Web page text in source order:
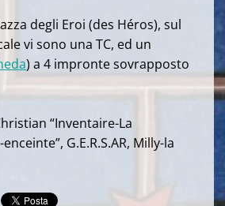
degli Eroi (des Héros), sul
vi sono una TC, ed un
) a 4 impronte sovrapposto
“Inventaire-La
G.E.R.S.AR, Milly-la